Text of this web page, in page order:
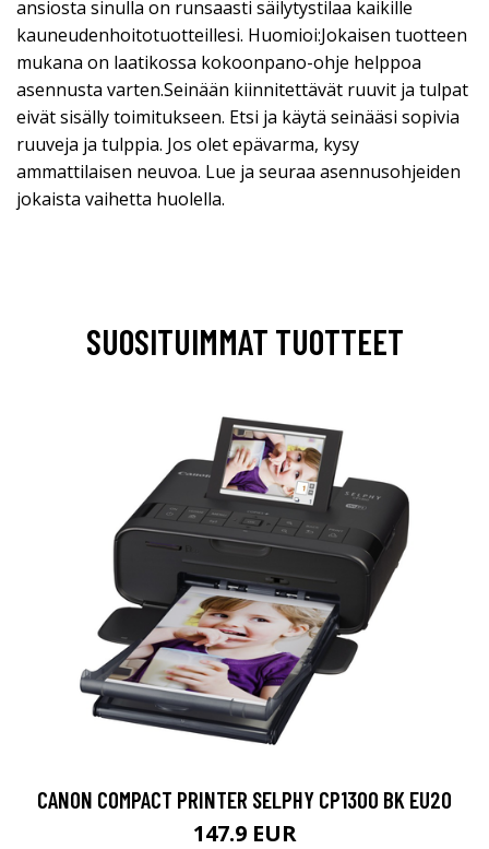
ansiosta sinulla on runsaasti säilytystilaa kaikille
kauneudenhoitotuotteillesi. Huomioi:Jokaisen tuotteen
mukana on laatikossa kokoonpano-ohje helppoa
asennusta varten.Seinään kiinnitettävät ruuvit ja tulpat
eivät sisälly toimitukseen. Etsi ja käytä seinääsi sopivia
ruuveja ja tulppia. Jos olet epävarma, kysy
ammattilaisen neuvoa. Lue ja seuraa asennusohjeiden
jokaista vaihetta huolella.
SUOSITUIMMAT TUOTTEET
CANON COMPACT PRINTER SELPHY CP1300 BK EU20
147.9 EUR